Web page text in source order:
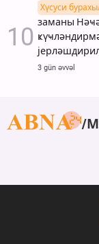
Хүсуси
заманы
3 gün əvvəl